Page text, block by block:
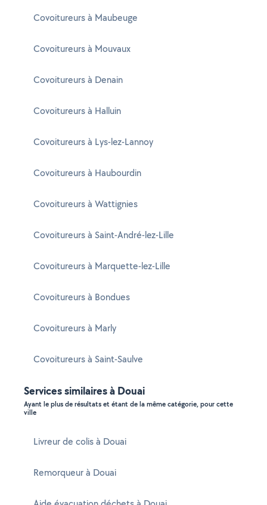
Covoitureurs à Maubeuge
Covoitureurs à Mouvaux
Covoitureurs à Denain
Covoitureurs à Halluin
Covoitureurs à Lys-lez-Lannoy
Covoitureurs à Haubourdin
Covoitureurs à Wattignies
Covoitureurs à Saint-André-lez-Lille
Covoitureurs à Marquette-lez-Lille
Covoitureurs à Bondues
Covoitureurs à Marly
Covoitureurs à Saint-Saulve
Services similaires à Douai
Ayant le plus de résultats et étant de la même catégorie, pour cette
ville
Livreur de colis à Douai
Remorqueur à Douai